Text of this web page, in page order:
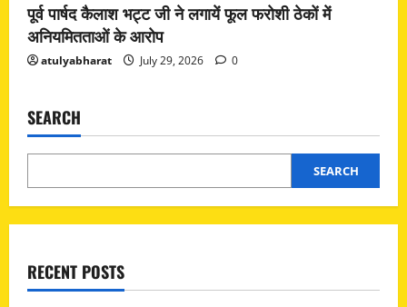
पूर्व पार्षद कैलाश भट्ट जी ने लगायें फूल फरोशी ठेकों में
अनियमितताओं के आरोप
atulyabharat July 29, 2026 0
SEARCH
SEARCH
RECENT POSTS